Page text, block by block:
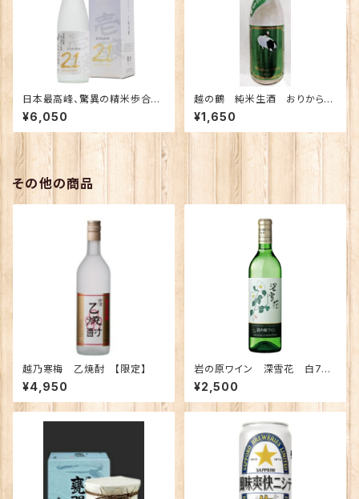
日本最高峰、驚異の精米歩合２
１％で仕込む酒 純米大吟
醸 「壱醸 ２１ twenty o
ne」
¥6,050
越の鶴 純米生酒 おりからみ
料飲店Ｏｎｌｙ 720ml
¥1,650
その他の商品
越乃寒梅 乙焼酎 【限定】
¥4,950
岩の原ワイン 深雪花 白720
ｍｌ
¥2,500